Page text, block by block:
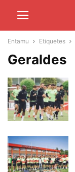
Entamu Etiquetes
Geraldes